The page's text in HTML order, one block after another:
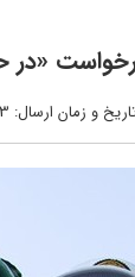
و زمان ارسال: 3 مهر 1400 ساعت 08:58